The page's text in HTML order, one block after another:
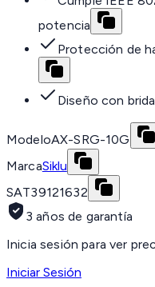
potencia
Protección de
Diseño con
ModeloAX-SRG-10G
MarcaSiklu
SAT39121632
3 años de garantía
Inicia sesión para ver
Iniciar Sesión